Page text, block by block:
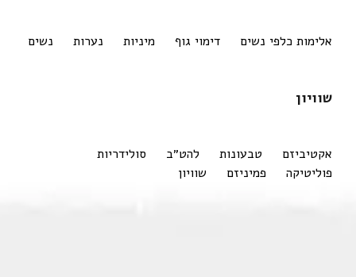
אלימות כלפי נשים דימוי גוף מיניות נערות נשים
שוויון
אקטיביזם טבעונות להט״ב
סולידריות
פוליטיקה
פמיניזם שוויון